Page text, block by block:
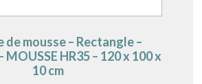
de mousse – Rectangle –
HR35 – 120 x 100 x
10 cm